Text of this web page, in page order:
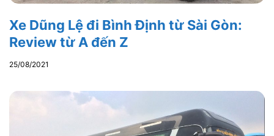
Xe Dũng Lệ đi Bình Định từ Sài Gòn:
Review từ A đến Z
25/08/2021